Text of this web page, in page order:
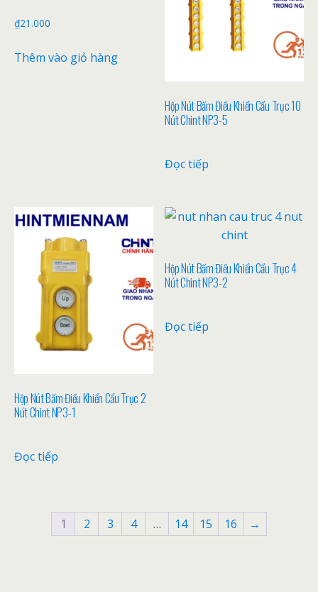
₫21.000
Thêm vào giỏ hàng
Hộp Nút Bấm Điều Khiển Cẩu Trục 10
Nút Chint NP3-5
Đọc tiếp
Hộp Nút Bấm Điều Khiển Cẩu Trục 2
Nút Chint NP3-1
Đọc tiếp
Hộp Nút Bấm Điều Khiển Cẩu Trục 4
Nút Chint NP3-2
Đọc tiếp
1 2 3 4 … 14 15 16 →